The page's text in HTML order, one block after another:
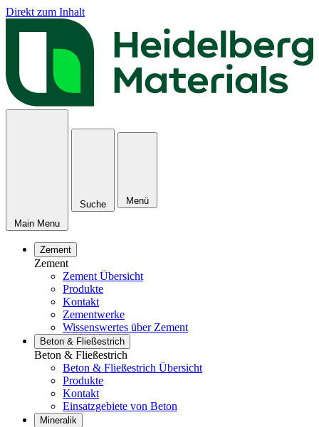
Direkt zum Inhalt
Main Menu
Suche Menü
Zement
Zement
Zement Übersicht
Produkte
Kontakt
Zementwerke
Wissenswertes über Zement
Beton & Fließestrich
Beton & Fließestrich
Beton & Fließestrich Übersicht
Produkte
Kontakt
Einsatzgebiete von Beton
Mineralik